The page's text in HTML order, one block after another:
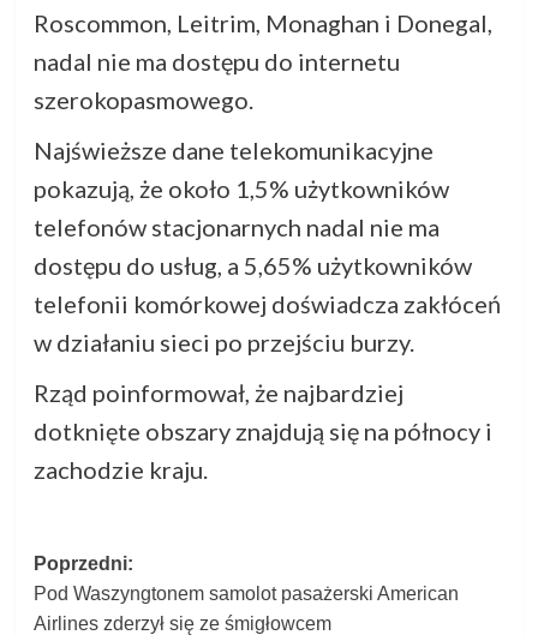
Roscommon, Leitrim, Monaghan i Donegal,
nadal nie ma dostępu do internetu
szerokopasmowego.
Najświeższe dane telekomunikacyjne
pokazują, że około 1,5% użytkowników
telefonów stacjonarnych nadal nie ma
dostępu do usług, a 5,65% użytkowników
telefonii komórkowej doświadcza zakłóceń
w działaniu sieci po przejściu burzy.
Rząd poinformował, że najbardziej
dotknięte obszary znajdują się na północy i
zachodzie kraju.
Zobacz
wpisy
Poprzedni:
Pod Waszyngtonem samolot pasażerski American
Airlines zderzył się ze śmigłowcem